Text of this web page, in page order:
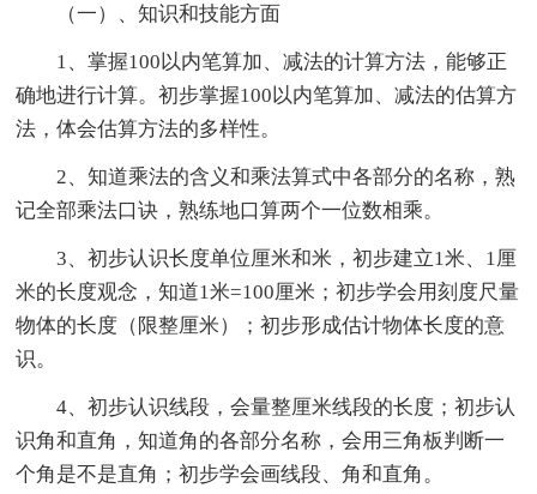
（一）、知识和技能方面
1、掌握100以内笔算加、减法的计算方法，能够正
确地进行计算。初步掌握100以内笔算加、减法的估算方
法，体会估算方法的多样性。
2、知道乘法的含义和乘法算式中各部分的名称，熟
记全部乘法口诀，熟练地口算两个一位数相乘。
3、初步认识长度单位厘米和米，初步建立1米、1厘
米的长度观念，知道1米=100厘米；初步学会用刻度尺量
物体的长度（限整厘米）；初步形成估计物体长度的意
识。
4、初步认识线段，会量整厘米线段的长度；初步认
识角和直角，知道角的各部分名称，会用三角板判断一
个角是不是直角；初步学会画线段、角和直角。